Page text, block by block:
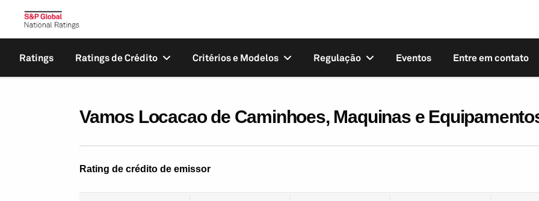
Ratings Ratings de Crédito Critérios e Modelos Regulação Eventos Entre em contato
Vamos Locacao de Caminhoes, Maquinas e
Rating de crédito de emissor